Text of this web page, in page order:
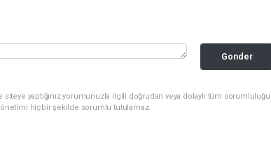
Gonder
yaptığınız yorumunuzla ilgili doğrudan veya dolaylı tüm sorumluluğu
hiçbir şekilde sorumlu tutulamaz.